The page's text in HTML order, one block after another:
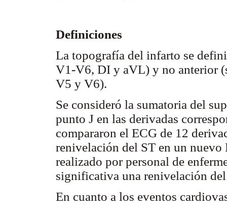
Definiciones
La topografía del infarto se
V1-V6, DI y aVL) y no anterior
V5 y V6).
Se consideró la sumatoria del
punto J en las derivadas
compararon el ECG de 12
renivelación del ST en un
realizado por personal de
significativa una renivelación
En cuanto a los eventos